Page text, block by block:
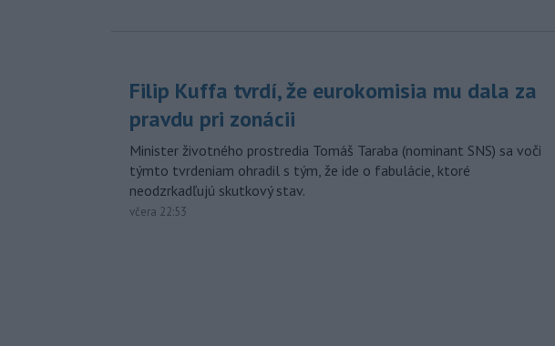
Filip Kuffa tvrdí, že eurokomisia mu dala za
pravdu pri zonácii
Minister životného prostredia Tomáš Taraba (nominant SNS) sa voči
týmto tvrdeniam ohradil s tým, že ide o fabulácie, ktoré
neodzrkadľujú skutkový stav.
včera 22:53